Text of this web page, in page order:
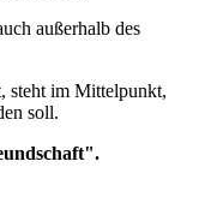
außerhalb des
steht im Mittelpunkt,
soll.